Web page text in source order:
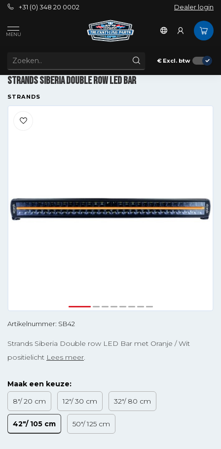
+31 (0) 348 20 0002 Dealer login
MENU
€ Excl. btw
Strands Siberia Double row LED Bar
Strands Siberia Double row LED Bar
STRANDS
Artikelnummer: SB42
Strands Siberia Double row LED Bar met Oranje / Wit
positielicht Lees meer.
Maak een keuze:
8"/ 20 cm
12"/ 30 cm 32"/ 80 cm
42"/ 105 cm 50"/ 125 cm